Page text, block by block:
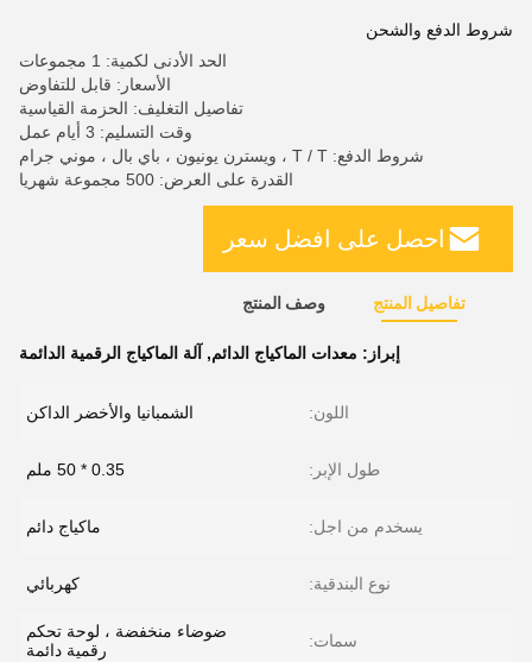
شروط الدفع والشحن
الحد الأدنى لكمية: 1 مجموعات
الأسعار: قابل للتفاوض
تفاصيل التغليف: الحزمة القياسية
وقت التسليم: 3 أيام عمل
شروط الدفع: T / T ، ويسترن يونيون ، باي بال ، موني جرام
القدرة على العرض: 500 مجموعة شهريا
احصل على افضل سعر
تفاصيل المنتج وصف المنتج
إبراز: معدات الماكياج الدائم, آلة الماكياج الرقمية الدائمة
اللون: الشمبانيا والأخضر الداكن
طول الإبر: 0.35 * 50 ملم
يسخدم من اجل: ماكياج دائم
نوع البندقية: كهربائي
سمات:
ضوضاء منخفضة ، لوحة تحكم
رقمية دائمة